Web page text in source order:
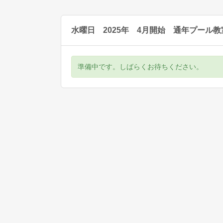
水曜日 2025年 4月開始 通年プール教
準備中です。しばらくお待ちください。